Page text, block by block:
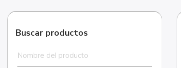
Buscar productos